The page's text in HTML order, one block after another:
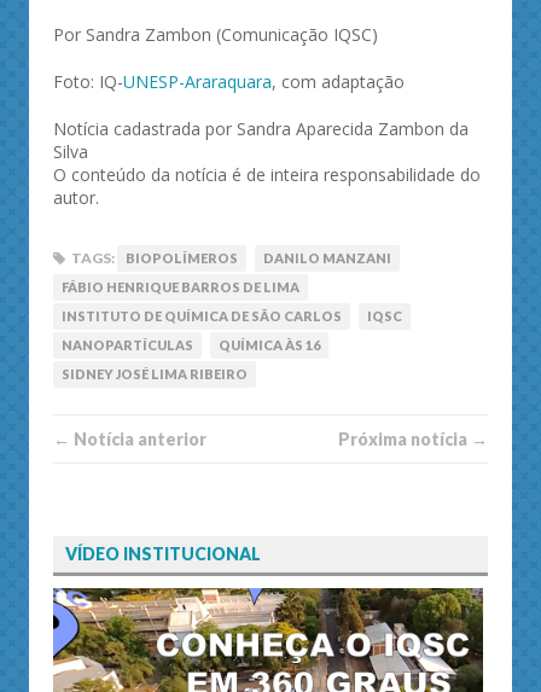
Por Sandra Zambon (Comunicação IQSC)
Foto: IQ-UNESP-Araraquara, com adaptação
Notícia cadastrada por Sandra Aparecida Zambon da
Silva
O conteúdo da notícia é de inteira responsabilidade do
autor.
TAGS: BIOPOLÍMEROS
DANILO MANZANI
FÁBIO HENRIQUE BARROS DE LIMA
INSTITUTO DE QUÍMICA DE SÃO CARLOS
IQSC
NANOPARTÍCULAS
QUÍMICA ÀS 16
SIDNEY JOSÉ LIMA RIBEIRO
← Notí­cia anterior Próxima notí­­cia →
VÍDEO INSTITUCIONAL